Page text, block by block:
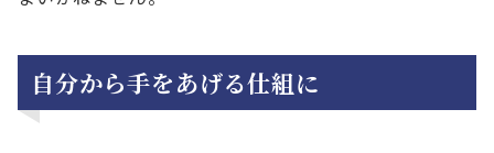
自分から手をあげる仕組に